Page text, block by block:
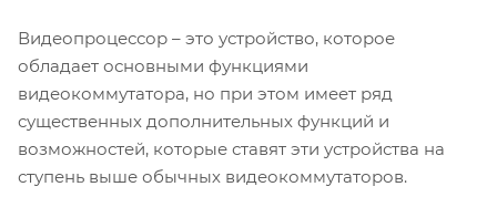
Видеопроцессор – это устройство, которое
обладает основными функциями
видеокоммутатора, но при этом имеет ряд
существенных дополнительных функций и
возможностей, которые ставят эти устройства на
ступень выше обычных видеокоммутаторов.